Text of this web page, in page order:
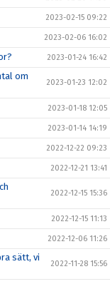
2023-02-15 09:22
2023-02-06 16:02
2023-01-24 16:42
om
2023-01-23 12:02
2023-01-18 12:05
2023-01-14 14:19
2022-12-22 09:23
2022-12-21 13:41
2022-12-15 15:36
2022-12-15 11:13
2022-12-06 11:26
sätt, vi
2022-11-28 15:56